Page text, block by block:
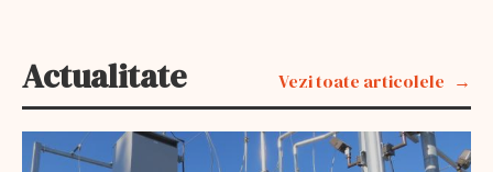
Actualitate Vezi toate articolele